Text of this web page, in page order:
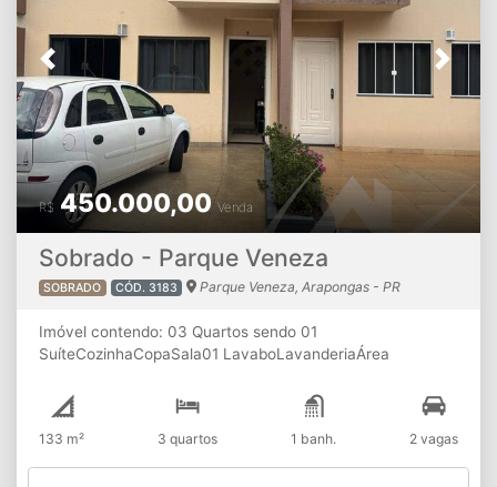
Sobrado - Parque Veneza
SOBRADO CÓD. 3183 Parque Veneza, Arapongas - PR
Previous Next
R$450.000,00Venda
Imóvel contendo: 03 Quartos sendo 01
SuíteCozinhaCopaSala01 LavaboLavanderiaÁrea
A disponibilidade e os valores dos imóveis estão sujeitos à
alterações sem aviso prévio.
133 m² 3 quartos 1 banh. 2 vagas